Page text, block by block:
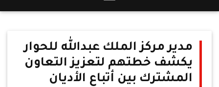
مدير مركز الملك عبدالله للحوار
يكشف خطتهم لتعزيز التعاون
المشترك بين أتباع الأديان